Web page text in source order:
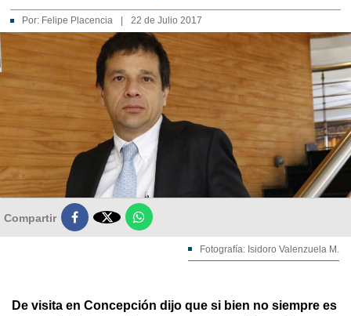
Por: Felipe Placencia 22 de Julio 2017
Compartir 
Fotografía: Isidoro Valenzuela M.
De visita en Concepción dijo que si bien no siempre es